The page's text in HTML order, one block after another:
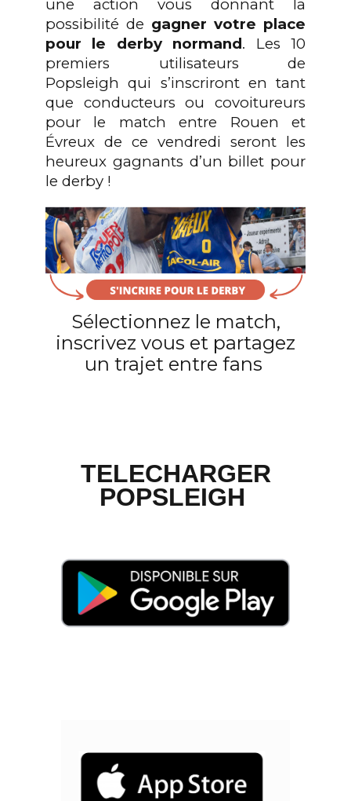
une action vous donnant la
possibilité de gagner votre place
pour le derby normand. Les 10
premiers utilisateurs de
Popsleigh qui s’inscriront en tant
que conducteurs ou covoitureurs
pour le match entre Rouen et
Évreux de ce vendredi seront les
heureux gagnants d’un billet pour
le derby !
Sélectionnez le match,
inscrivez vous et partagez
un trajet entre fans
TELECHARGER
POPSLEIGH